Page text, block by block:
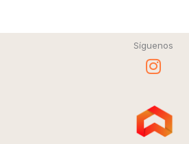
Síguenos
I
s
t